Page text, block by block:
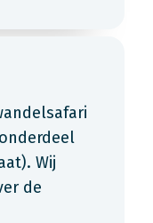
Wij
de